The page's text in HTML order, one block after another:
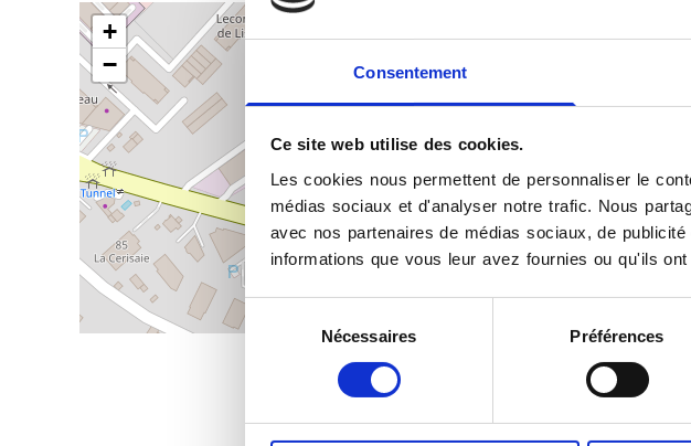
Consentement
Ce site web utilise des cookies.
Les cookies nous permettent de personnaliser le
médias sociaux et d'analyser notre trafic. Nous
avec nos partenaires de médias sociaux, de
informations que vous leur avez fournies ou qu'ils
Sélection
du
consentement
Nécessaires Préférences
+
−